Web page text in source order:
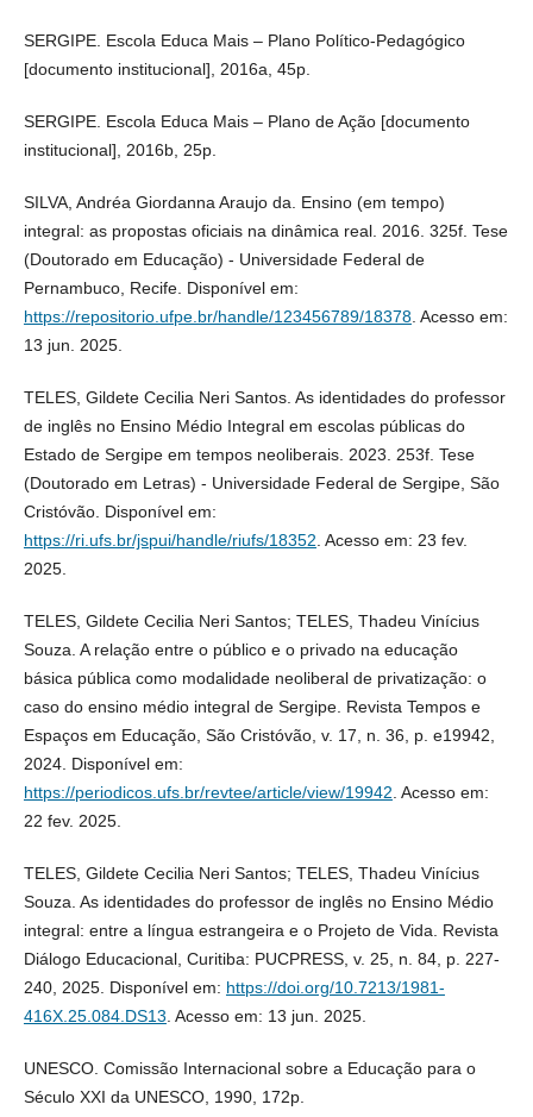
SERGIPE. Escola Educa Mais – Plano Político-Pedagógico
[documento institucional], 2016a, 45p.
SERGIPE. Escola Educa Mais – Plano de Ação [documento
institucional], 2016b, 25p.
SILVA, Andréa Giordanna Araujo da. Ensino (em tempo)
integral: as propostas oficiais na dinâmica real. 2016. 325f. Tese
(Doutorado em Educação) - Universidade Federal de
Pernambuco, Recife. Disponível em:
https://repositorio.ufpe.br/handle/123456789/18378. Acesso em:
13 jun. 2025.
TELES, Gildete Cecilia Neri Santos. As identidades do professor
de inglês no Ensino Médio Integral em escolas públicas do
Estado de Sergipe em tempos neoliberais. 2023. 253f. Tese
(Doutorado em Letras) - Universidade Federal de Sergipe, São
Cristóvão. Disponível em:
https://ri.ufs.br/jspui/handle/riufs/18352 . Acesso em: 23 fev.
2025.
TELES, Gildete Cecilia Neri Santos; TELES, Thadeu Vinícius
Souza. A relação entre o público e o privado na educação
básica pública como modalidade neoliberal de privatização: o
caso do ensino médio integral de Sergipe. Revista Tempos e
Espaços em Educação, São Cristóvão, v. 17, n. 36, p. e19942,
2024. Disponível em:
https://periodicos.ufs.br/revtee/article/view/19942 . Acesso em:
22 fev. 2025.
TELES, Gildete Cecilia Neri Santos; TELES, Thadeu Vinícius
Souza. As identidades do professor de inglês no Ensino Médio
integral: entre a língua estrangeira e o Projeto de Vida. Revista
Diálogo Educacional, Curitiba: PUCPRESS, v. 25, n. 84, p. 227-
240, 2025. Disponível em: https://doi.org/10.7213/1981-
416X.25.084.DS13 . Acesso em: 13 jun. 2025.
UNESCO. Comissão Internacional sobre a Educação para o
Século XXI da UNESCO, 1990, 172p.